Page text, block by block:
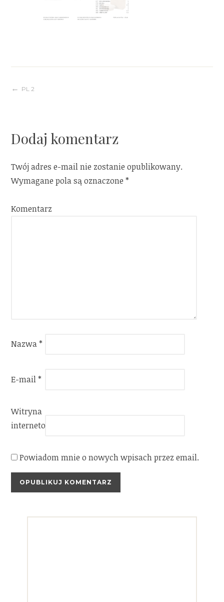
Nawigacja
PL 2
Dodaj komentarz
Twój adres e-mail nie zostanie opublikowany.
Wymagane pola są oznaczone*
Komentarz
Nazwa*
E-mail*
Witryna
internetowa
Powiadom mnie o nowych wpisach przez email.